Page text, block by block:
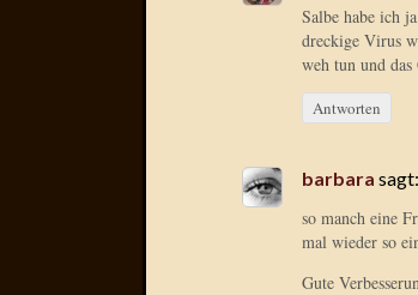
Salbe habe ich
dreckige Virus
weh tun und
Antworten
barbara sagt:
so manch eine
mal wieder so
Gute